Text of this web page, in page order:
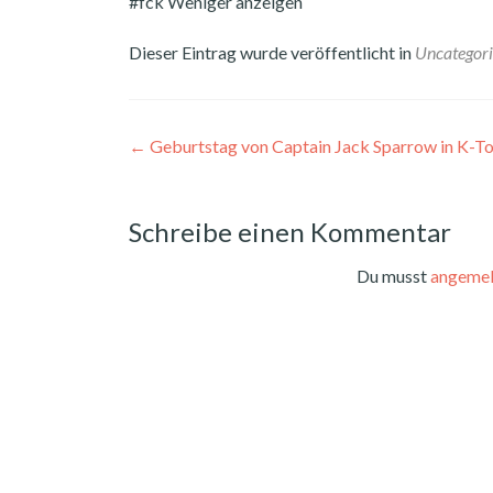
Dieser Eintrag wurde veröffentlicht in
Beitragsnavigation
← Geburtstag von Captain Jack Sparrow in K-
Schreibe einen Kommentar
Du musst